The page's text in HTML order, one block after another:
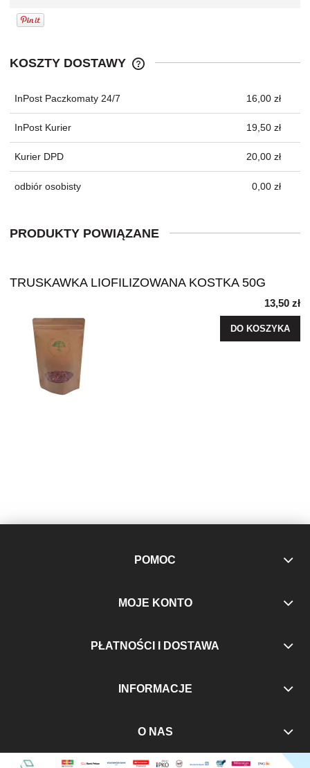
KOSZTY DOSTAWY
InPost Paczkomaty 24/7 16,00 zł
InPost Kurier 19,50 zł
Kurier DPD 20,00 zł
odbiór osobisty 0,00 zł
PRODUKTY POWIĄZANE
TRUSKAWKA LIOFILIZOWANA KOSTKA 50G
13,50 zł
DO KOSZYKA
POMOC
MOJE KONTO
PŁATNOŚCI I DOSTAWA
INFORMACJE
O NAS